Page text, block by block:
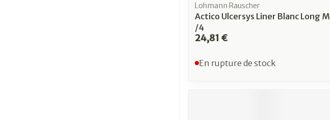
Lohmann Rauscher
Actico Ulcersys Liner Blanc Long M
/4
24,81 €
En rupture de stock